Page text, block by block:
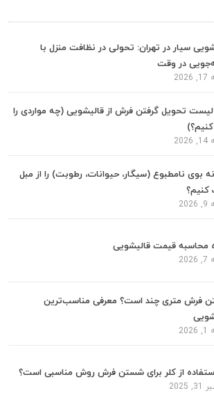
سیار در تهران: تحولی در نظافت منزل با
در وقت
تحویل گرفتن فرش از قالیشویی (چه مواردی را
بوی نامطبوع (سیگار، حیوانات، رطوبت) را از مبل
محاسبه قیمت قالیشویی
فرش متری چند است؟ معرفی مناسب‌ترین
از کلر برای شستن فرش روش مناسبی است؟